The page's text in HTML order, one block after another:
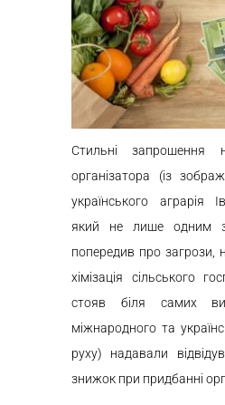
Стильні запрошення
організатора (із
українського аграрія
який не лише одним
попередив про загрози,
хімізація сільського
стояв біля самих
міжнародного та
руху) надавали
знижок при придбанні